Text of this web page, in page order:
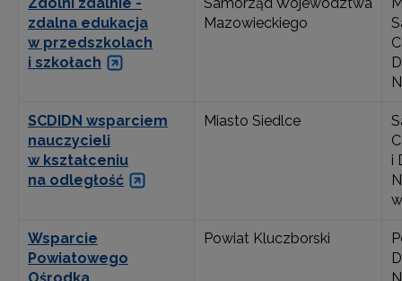
zdalna edukacja
w przedszkolach
i szkołach
Mazowieckiego
SCDIDN wsparciem
nauczycieli
w kształceniu
na odległość
Miasto Siedlce
i
Wsparcie
Powiatowego
Powiat Kluczborski